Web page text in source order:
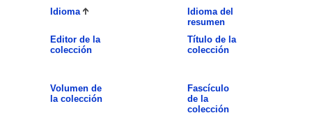
Idioma
Idioma del
resumen
Editor de la
colección
Título de la
colección
Volumen de
la colección
Fascículo
de la
colección